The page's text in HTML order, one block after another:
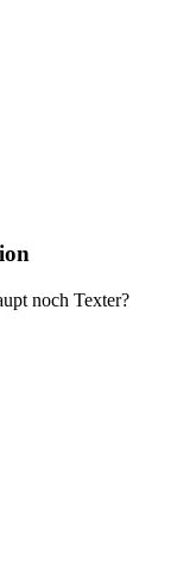
noch Texter?